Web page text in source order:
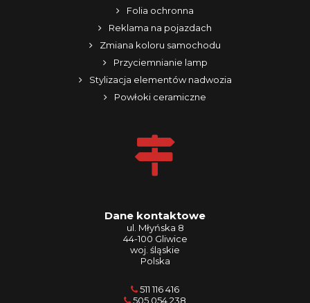
Folia ochronna
Reklama na pojazdach
Zmiana koloru samochodu
Przyciemnianie lamp
Stylizacja elementów nadwozia
Powłoki ceramiczne
Dane kontaktowe
ul. Młyńska 8
44-100 Gliwice
woj. śląskie
Polska
511 116 416
505 054 238